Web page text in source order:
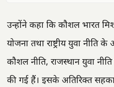
उन्होंने कहा कि कौशल भारत
योजना तथा राष्ट्रीय युवा नीति
कौशल नीति, राजस्थान युवा
की गई हैं। इसके अतिरिक्त